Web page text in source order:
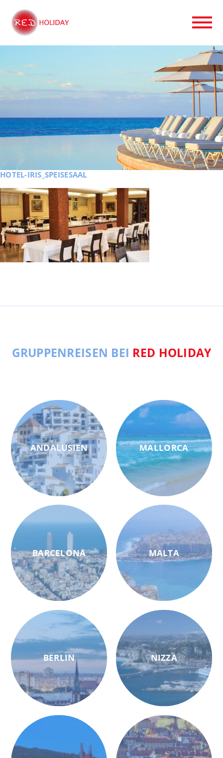
HOTEL-IRIS_SPEISESAAL
GRUPPENREISEN BEI RED HOLIDAY
ANDALUSIEN
BARCELONA
BERLIN
MALLORCA
MALTA
NIZZA